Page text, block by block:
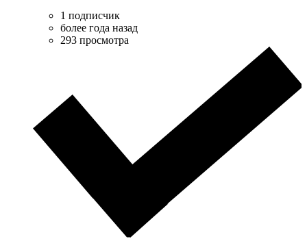
1 подписчик
более года назад
293 просмотра